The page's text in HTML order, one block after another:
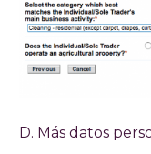
D. Más datos